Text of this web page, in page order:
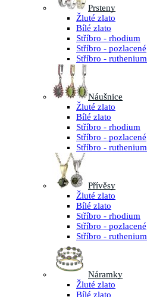
Prsteny
Žluté zlato
Bílé zlato
Stříbro - rhodium
Stříbro - pozlacené
Stříbro - ruthenium
Náušnice
Žluté zlato
Bílé zlato
Stříbro - rhodium
Stříbro - pozlacené
Stříbro - ruthenium
Přívěsy
Žluté zlato
Bílé zlato
Stříbro - rhodium
Stříbro - pozlacené
Stříbro - ruthenium
Náramky
Žluté zlato
Bílé zlato